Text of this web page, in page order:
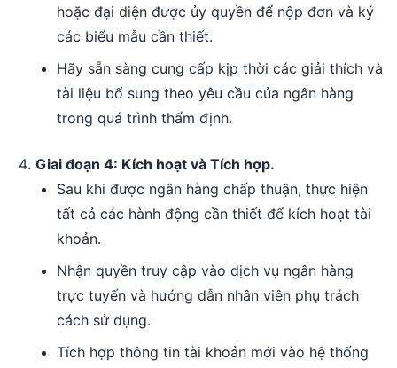
hoặc đại diện được ủy quyền để nộp đơn và ký
các biểu mẫu cần thiết.
Hãy sẵn sàng cung cấp kịp thời các giải thích và
tài liệu bổ sung theo yêu cầu của ngân hàng
trong quá trình thẩm định.
Giai đoạn 4: Kích hoạt và Tích hợp.
Sau khi được ngân hàng chấp thuận, thực hiện
tất cả các hành động cần thiết để kích hoạt tài
khoản.
Nhận quyền truy cập vào dịch vụ ngân hàng
trực tuyến và hướng dẫn nhân viên phụ trách
cách sử dụng.
Tích hợp thông tin tài khoản mới vào hệ thống